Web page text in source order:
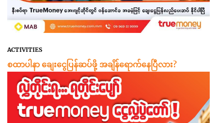
ACTIVITIES
စထာပါနာ ချေးငွေပြန်ဆပ်ဖို့ အချိန်ရောက်နေပြီလား?